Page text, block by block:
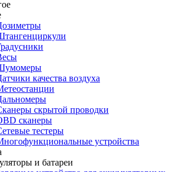
качества воздуха
скрытой проводки
сканеры
тестеры
устройства
и батареи